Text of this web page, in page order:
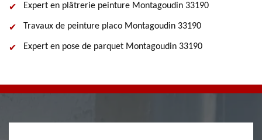
Expert en plâtrerie peinture Montagoudin 33190
Travaux de peinture placo Montagoudin 33190
Expert en pose de parquet Montagoudin 33190